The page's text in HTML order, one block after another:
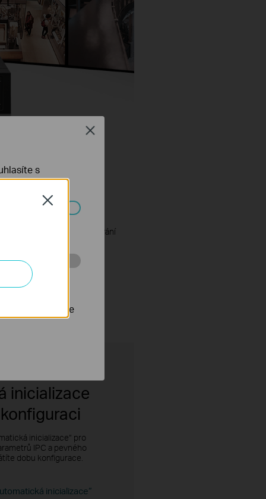
Synchronní přehrávání
inicializace
inicializace“ pro
IPC a pevného
dobu konfigurace.
inicializace“
Close
s
za
nastavit, aby se
Close